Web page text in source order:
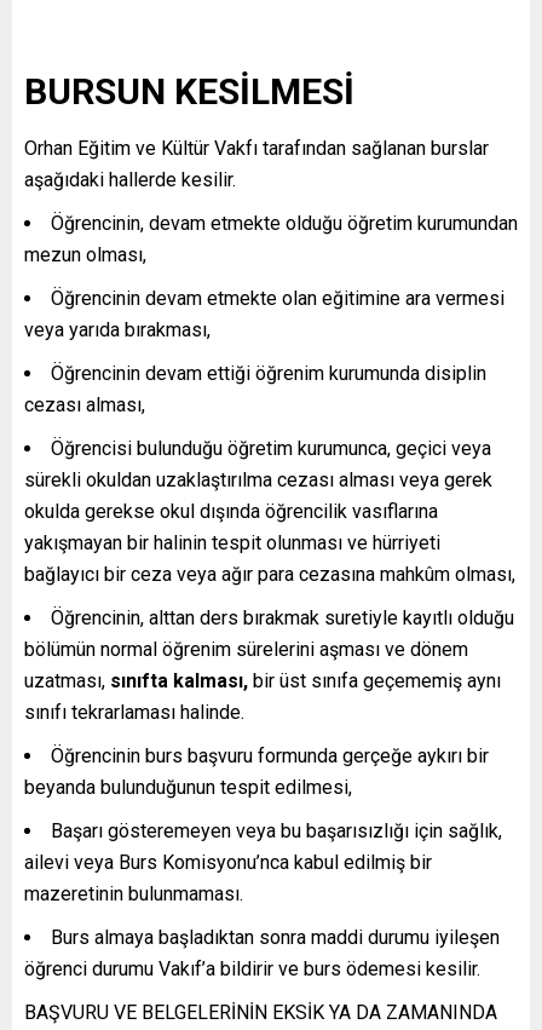
BURSUN KESİLMESİ
Orhan Eğitim ve Kültür Vakfı tarafından sağlanan burslar
aşağıdaki hallerde kesilir.
Öğrencinin, devam etmekte olduğu öğretim kurumundan
mezun olması,
Öğrencinin devam etmekte olan eğitimine ara vermesi
veya yarıda bırakması,
Öğrencinin devam ettiği öğrenim kurumunda disiplin
cezası alması,
Öğrencisi bulunduğu öğretim kurumunca, geçici veya
sürekli okuldan uzaklaştırılma cezası alması veya gerek
okulda gerekse okul dışında öğrencilik vasıflarına
yakışmayan bir halinin tespit olunması ve hürriyeti
bağlayıcı bir ceza veya ağır para cezasına mahkûm olması,
Öğrencinin, alttan ders bırakmak suretiyle kayıtlı olduğu
bölümün normal öğrenim sürelerini aşması ve dönem
uzatması, sınıfta kalması, bir üst sınıfa geçememiş aynı
sınıfı tekrarlaması halinde.
Öğrencinin burs başvuru formunda gerçeğe aykırı bir
beyanda bulunduğunun tespit edilmesi,
Başarı gösteremeyen veya bu başarısızlığı için sağlık,
ailevi veya Burs Komisyonu’nca kabul edilmiş bir
mazeretinin bulunmaması.
Burs almaya başladıktan sonra maddi durumu iyileşen
öğrenci durumu Vakıf’a bildirir ve burs ödemesi kesilir.
BAŞVURU VE BELGELERİNİN EKSİK YA DA ZAMANINDA